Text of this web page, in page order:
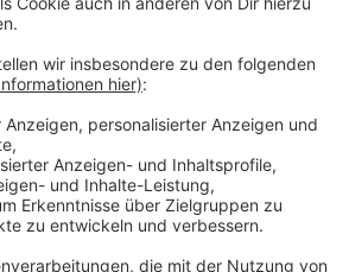
Thema
Rheinbahn
Warnstreiks auf